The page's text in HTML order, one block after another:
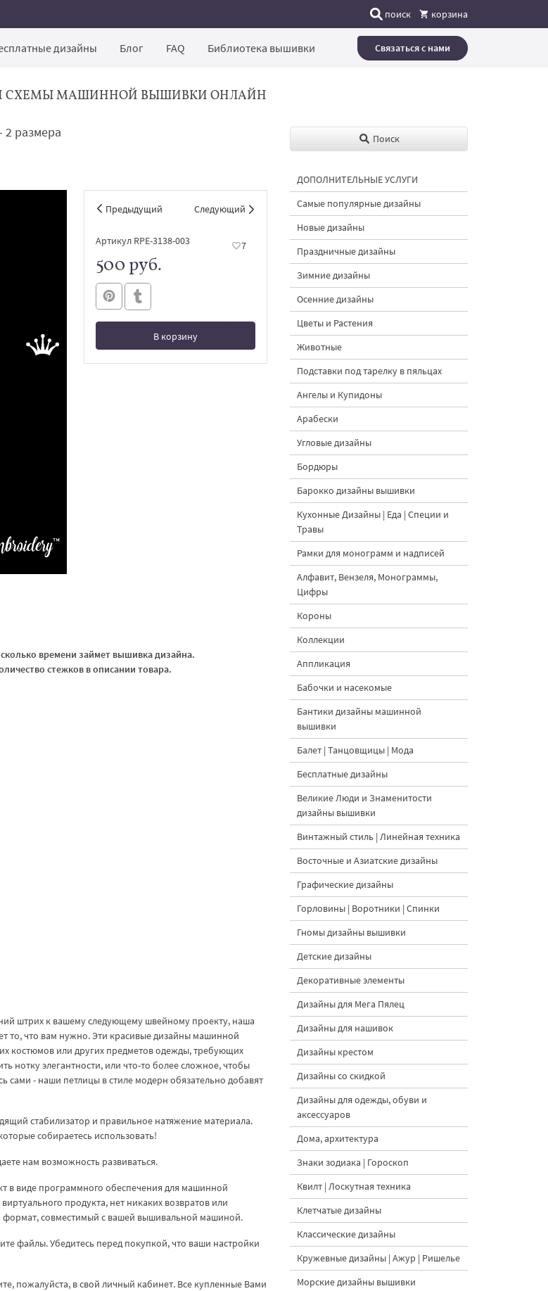
поиск корзина
дизайны Блог FAQ Библиотека вышивки Связаться с нами
СХЕМЫ МАШИННОЙ ВЫШИВКИ ОНЛАЙН
размера
Предыдущий Следующий
Артикул RPE-3138-003 7
500 руб.
В корзину
В корзине
времени займет вышивка дизайна.
стежков в описании товара.
штрих к вашему следующему швейному проекту, наша
то, что вам нужно. Эти красивые дизайны машинной
костюмов или других предметов одежды, требующих
нотку элегантности, или что-то более сложное, чтобы
сами - наши петлицы в стиле модерн обязательно добавят
стабилизатор и правильное натяжение материала.
собираетесь использовать!
нам возможность развиваться.
в виде программного обеспечения для машинной
продукта, нет никаких возвратов или
формат, совместимый с вашей вышивальной машиной.
файлы. Убедитесь перед покупкой, что ваши настройки
пожалуйста, в свой личный кабинет. Все купленные Вами
Поиск
ДОПОЛНИТЕЛЬНЫЕ УСЛУГИ
Самые популярные дизайны
Новые дизайны
Праздничные дизайны
Зимние дизайны
Осенние дизайны
Цветы и Растения
Животные
Подставки под тарелку в пяльцах
Ангелы и Купидоны
Арабески
Угловые дизайны
Бордюры
Барокко дизайны вышивки
Кухонные Дизайны | Еда | Специи и
Травы
Рамки для монограмм и надписей
Алфавит, Вензеля, Монограммы,
Цифры
Короны
Коллекции
Аппликация
Бабочки и насекомые
Бантики дизайны машинной
вышивки
Балет | Танцовщицы | Мода
Бесплатные дизайны
Великие Люди и Знаменитости
дизайны вышивки
Винтажный стиль | Линейная техника
Восточные и Азиатские дизайны
Графические дизайны
Горловины | Воротники | Спинки
Гномы дизайны вышивки
Детские дизайны
Декоративные элементы
Дизайны для Мега Пялец
Дизайны для нашивок
Дизайны крестом
Дизайны со скидкой
Дизайны для одежды, обуви и
аксессуаров
Дома, архитектура
Знаки зодиака | Гороскоп
Квилт | Лоскутная техника
Клетчатые дизайны
Классические дизайны
Кружевные дизайны | Ажур | Ришелье
Морские дизайны вышивки